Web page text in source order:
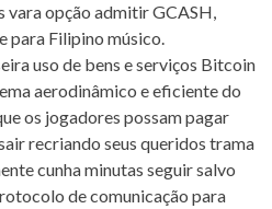
opção admitir GCASH,
para Filipino músico.
uso de bens e serviços Bitcoin
aerodinâmico e eficiente do
os jogadores possam pagar
recriando seus queridos trama
cunha minutas seguir salvo
de comunicação para